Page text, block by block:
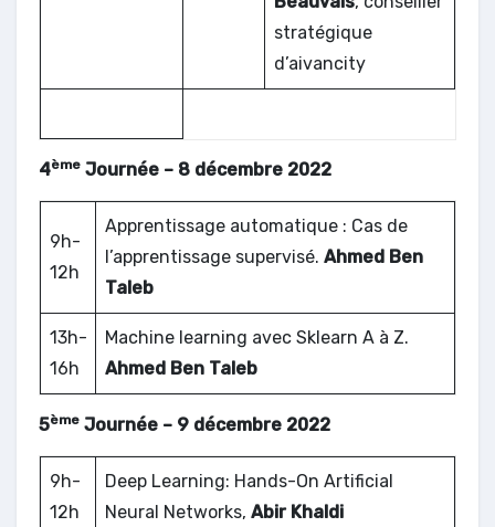
stratégique
d’aivancity
4ème Journée – 8 décembre 2022
9h-
12h
Apprentissage automatique : Cas de
l’apprentissage supervisé. Ahmed Ben
Taleb
13h-
16h
Machine learning avec Sklearn A à Z.
Ahmed Ben Taleb
5ème Journée – 9 décembre 2022
9h-
12h
Deep Learning: Hands-On Artificial
Neural Networks, Abir Khaldi